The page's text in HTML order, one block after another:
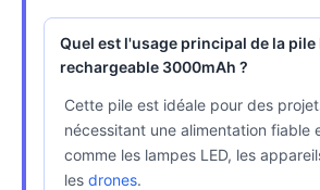
Quel est l'usage principal de la
rechargeable 3000mAh ?
Cette pile est idéale pour des
nécessitant une alimentation fiable
comme les lampes LED, les
les drones.